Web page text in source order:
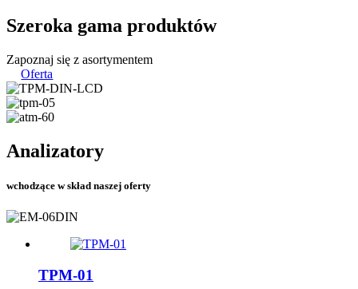
Szeroka gama produktów
Zapoznaj się z asortymentem
Oferta
Analizatory
wchodzące w skład naszej oferty
TPM-01